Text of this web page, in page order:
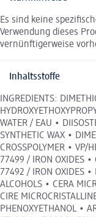
Es sind keine
Verwendung dieses
vernünftigerweise
Inhaltsstoffe
INGREDIENTS:
WATER / EAU •
SYNTHETIC WAX •
CROSSPOLYMER • VP/
77499 / IRON OXIDES •
77492 / IRON OXIDES •
ALCOHOLS • CERA
CIRE
PHENOXYETHANOL •